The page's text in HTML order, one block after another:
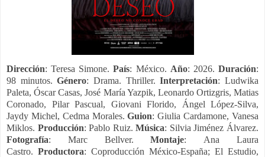
Dirección: Teresa Simone.País: México. Año: 2026.Duración:
98 minutos.Género: Drama. Thriller.Interpretación: Ludwika
Paleta, Óscar Casas, José María Yazpik, Leonardo Ortizgris, Matias
Coronado, Pilar Pascual, Giovani Florido, Ángel López-Silva,
Jaydy Michel, Cedma Morales.Guion: Giulia Cardamone, Vanesa
Miklos. Producción: Pablo Ruiz.Música: Silvia Jiménez Álvarez.
Fotografía: Marc Bellver.Montaje: Ana Laura
Castro. Productora: Coproducción México-España; El Estudio,